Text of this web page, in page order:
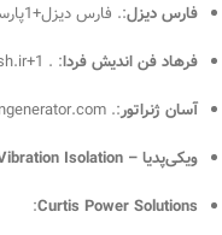
فارس دیزل:
. فارس دیزل+1
فرهاد فن اندیش فردا:
.
+1
آسان ژنراتور:
.
ویکی‌پدیا – Vibration Isolation
Curtis Power Solutions
: